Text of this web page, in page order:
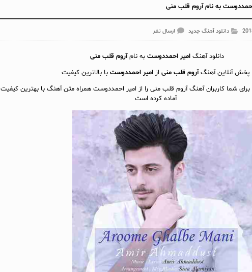
به نام آروم قلب منی
دانلود آهنگ جدید ارسال نظر
دانلود آهنگامیر احمددوست به نامآروم قلب منی
پخش آنلاين آهنگآروم قلب منی از امیر احمددوست با بالاترین کیفیت
برای شما کاربران آهنگ آروم قلب منی را از امیر احمددوست همراه متن آهنگ با بهترین کیفیت
آماده کرده است